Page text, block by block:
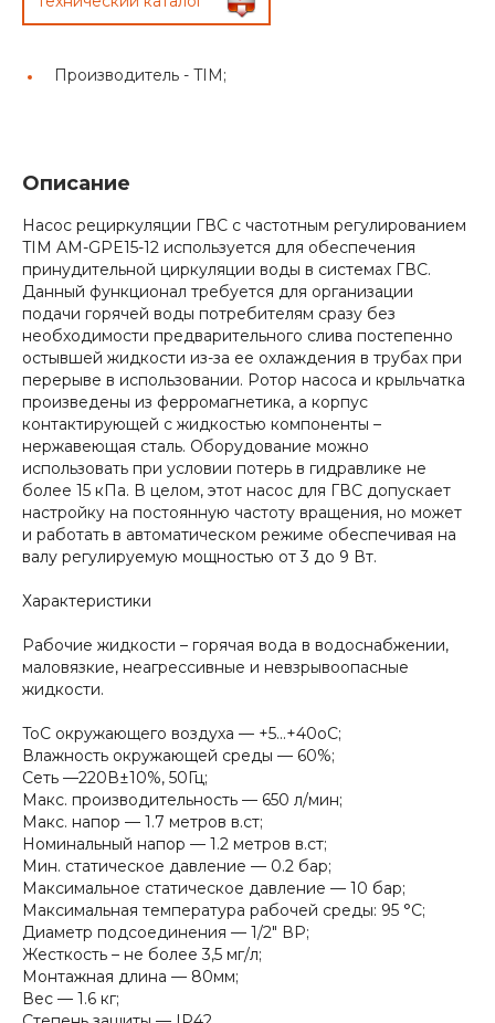
Производитель - TIM;
Описание
Насос рециркуляции ГВС с частотным регулированием
TIM AM-GPE15-12 используется для обеспечения
принудительной циркуляции воды в системах ГВС.
Данный функционал требуется для организации
подачи горячей воды потребителям сразу без
необходимости предварительного слива постепенно
остывшей жидкости из-за ее охлаждения в трубах при
перерыве в использовании. Ротор насоса и крыльчатка
произведены из ферромагнетика, а корпус
контактирующей с жидкостью компоненты –
нержавеющая сталь. Оборудование можно
использовать при условии потерь в гидравлике не
более 15 кПа. В целом, этот насос для ГВC допускает
настройку на постоянную частоту вращения, но может
и работать в автоматическом режиме обеспечивая на
валу регулируемую мощностью от 3 до 9 Вт.
Характеристики
Рабочие жидкости – горячая вода в водоснабжении,
маловязкие, неагрессивные и невзрывоопасные
жидкости.
ToC окружающего воздуха — +5...+40оС;
Влажность окружающей среды — 60%;
Сеть —220В±10%, 50Гц;
Макс. производительность — 650 л/мин;
Макс. напор — 1.7 метров в.ст;
Номинальный напор — 1.2 метров в.ст;
Мин. статическое давление — 0.2 бар;
Максимальное статическое давление — 10 бар;
Максимальная температура рабочей среды: 95 °C;
Диаметр подсоединения — 1/2" ВР;
Жесткость – не более 3,5 мг/л;
Монтажная длина — 80мм;
Вес — 1.6 кг;